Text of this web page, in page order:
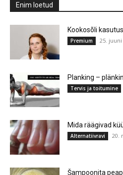
Enim loetud
Kookosõli
Premium 25. juuni
Planking –
Tervis ja toitumine
Mida räägivad
Alternatiivravi 20.
Šampoonita